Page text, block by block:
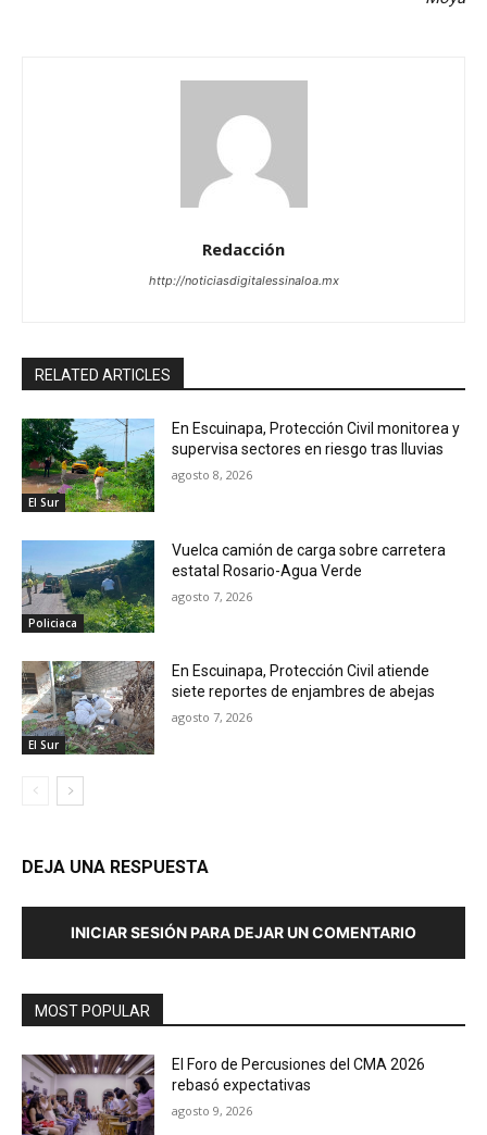
Redacción
http://noticiasdigitalessinaloa.mx
RELATED ARTICLES
El Sur
En Escuinapa, Protección Civil monitorea y
supervisa sectores en riesgo tras lluvias
agosto 8, 2026
Policiaca
Vuelca camión de carga sobre carretera
estatal Rosario-Agua Verde
agosto 7, 2026
El Sur
En Escuinapa, Protección Civil atiende
siete reportes de enjambres de abejas
agosto 7, 2026
DEJA UNA RESPUESTA
INICIAR SESIÓN PARA DEJAR UN COMENTARIO
MOST POPULAR
El Foro de Percusiones del CMA 2026
rebasó expectativas
agosto 9, 2026